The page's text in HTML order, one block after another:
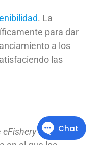
. La
para dar
a los
las
eFisheryexisten